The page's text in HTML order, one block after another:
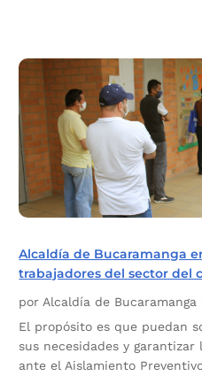
Alcaldía de Bucaramanga
trabajadores del sector del
por Alcaldía de Bucaramanga
El propósito es que puedan
sus necesidades y
ante el Aislamiento